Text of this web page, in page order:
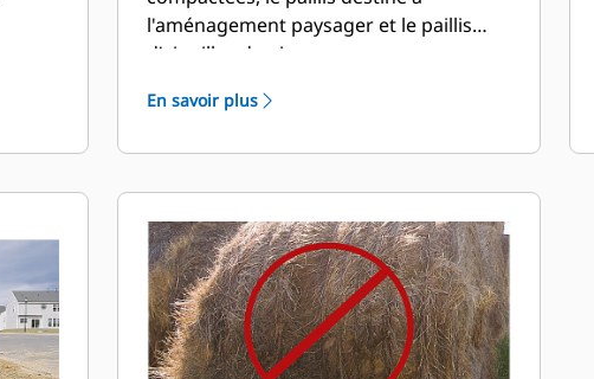
l'aménagement paysager et le paillis
d'aiguilles de pin.
En savoir plus